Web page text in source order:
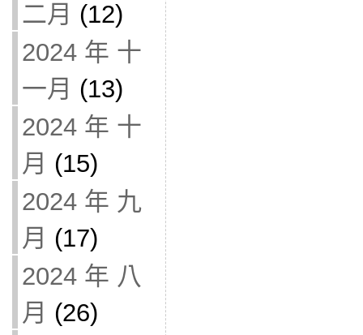
二月 (12)
2024 年 十
一月 (13)
2024 年 十
月 (15)
2024 年 九
月 (17)
2024 年 八
月 (26)